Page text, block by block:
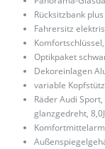
Rücksitzbank plus
Fahrersitz
Optikpaket
Dekoreinlagen
variable
Räder Audi
glanzgedreht,